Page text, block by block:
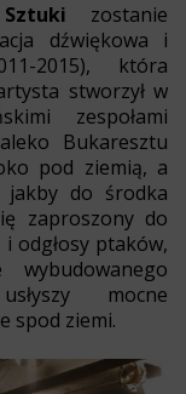
zostanie
dźwiękowa i
2015), która
stworzył w
zespołami
Bukaresztu
pod ziemią, a
do środka
zaproszony do
odgłosy ptaków,
mocne
spod ziemi.